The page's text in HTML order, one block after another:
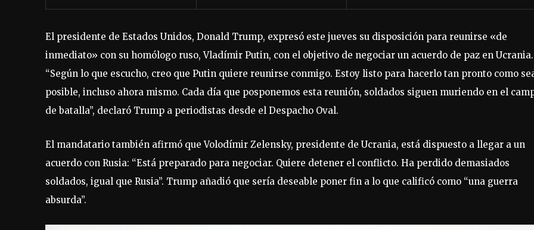
El presidente de Estados Unidos, Donald Trump, expresó este jueves su disposición para reunirse «de
inmediato» con su homólogo ruso, Vladímir Putin, con el objetivo de negociar un acuerdo de paz en Ucrania.
“Según lo que escucho, creo que Putin quiere reunirse conmigo. Estoy listo para hacerlo tan pronto como
posible, incluso ahora mismo. Cada día que posponemos esta reunión, soldados siguen muriendo en el
de batalla”, declaró Trump a periodistas desde el Despacho Oval.
El mandatario también afirmó que Volodímir Zelensky, presidente de Ucrania, está dispuesto a llegar a un
acuerdo con Rusia: “Está preparado para negociar. Quiere detener el conflicto. Ha perdido demasiados
soldados, igual que Rusia”. Trump añadió que sería deseable poner fin a lo que calificó como “una guerra
absurda”.